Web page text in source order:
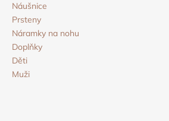
Náušnice
Prsteny
Náramky na nohu
Doplňky
Děti
Muži